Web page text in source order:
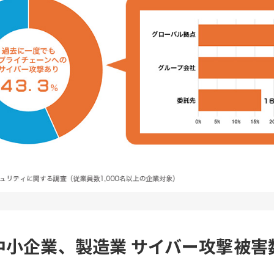
小企業、製造業 サイバー攻撃被害